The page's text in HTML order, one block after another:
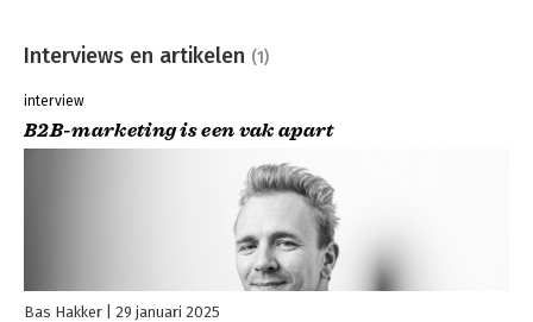
Interviews en artikelen (1)
interview
B2B-marketing is een vak apart
Bas Hakker 29 januari 2025